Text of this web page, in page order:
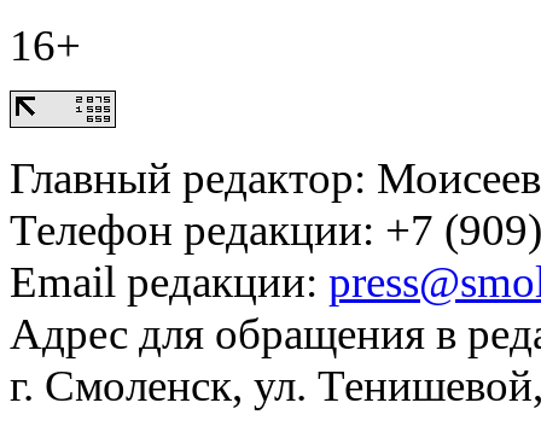
16+
Главный редактор:
Телефон редакции: +7
Email редакции:
Адрес для обращения в
г. Смоленск, ул.